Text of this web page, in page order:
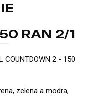
RAN 2/1
COUNTDOWN 2 - 150
zelena a modra,